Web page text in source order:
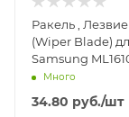
Ракель ,
(Wiper Blade)
Samsung
1640, 2010, 2240,
2570, Phaser
- DV-WB-S1610
Много
34.80 руб./шт